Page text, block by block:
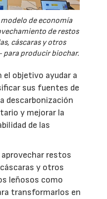
de economía
de restos
cáscaras y otros
producir biochar.
objetivo ayudar a
sus fuentes de
descarbonización
y mejorar la
de las
aprovechar restos
y otros
leñosos como
transformarlos en